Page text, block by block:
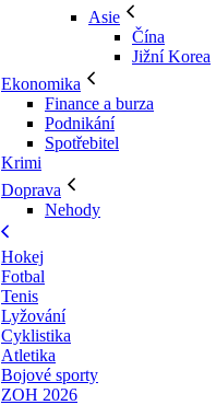
Asie
Čína
Jižní Korea
Ekonomika
Finance a burza
Podnikání
Spotřebitel
Krimi
Doprava
Nehody
Hokej
Fotbal
Tenis
Lyžování
Cyklistika
Atletika
Bojové sporty
ZOH 2026